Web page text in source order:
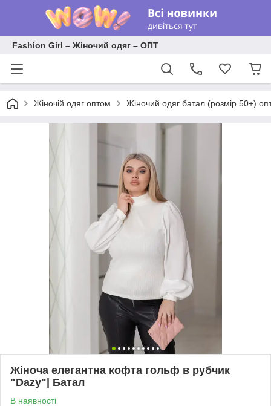
Fashion Girl – Жіночий одяг – ОПТ
Жіночій одяг оптом Жіночий одяг батал (розмір 50+)
Жіноча елегантна кофта гольф в рубчик
"Dazy"| Батал
В наявності